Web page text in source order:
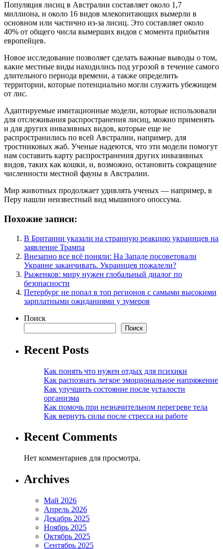
Популяция лисиц в Австралии составляет около 1,7
миллиона, и около 16 видов млекопитающих вымерли в
основном или частично из-за лисиц. Это составляет около
40% от общего числа вымерших видов с момента прибытия
европейцев.
Новое исследование позволяет сделать важные выводы о том,
какие местные виды находились под угрозой в течение самого
длительного периода времени, а также определить
территории, которые потенциально могли служить убежищем
от лис.
Адаптируемые имитационные модели, которые использовали
для отслеживания распространения лисиц, можно применять
и для других инвазивных видов, которые еще не
распространились по всей Австралии, например, для
тростниковых жаб. Ученые надеются, что эти модели помогут
нам составить карту распространения других инвазивных
видов, таких как кошки, и, возможно, остановить сокращение
численности местной фауны в Австралии.
Мир животных продолжает удивлять ученых — например, в
Перу нашли неизвестный вид мышиного опоссума.
Похожие записи:
В Британии указали на странную реакцию украинцев на
заявление Трампа
Внезапно все всё поняли: На Западе посоветовали
Украине заканчивать. Украинцев пожалели?
Рыженков: миру нужен глобальный диалог по
безопасности
Петербург не попал в топ регионов с самыми высокими
зарплатными ожиданиями у зумеров
Поиск
Поиск
Recent Posts
Как понять что нужен отдых для психики
Как распознать легкое эмоциональное напряжение
Как улучшить состояние после усталости
организма
Как помочь при незначительном перегреве тела
Как вернуть силы после стресса на работе
Recent Comments
Нет комментариев для просмотра.
Archives
Май 2026
Апрель 2026
Декабрь 2025
Ноябрь 2025
Октябрь 2025
Сентябрь 2025